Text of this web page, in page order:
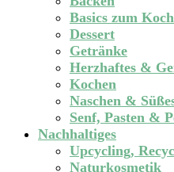
Basics zum
Dessert
Getränke
Herzhaftes &
Kochen
Naschen &
Senf, Pasten &
Nachhaltiges
Upcycling,
Naturkosmetik